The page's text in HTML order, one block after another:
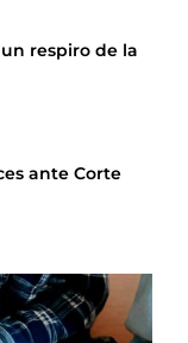
respiro de la
ante Corte